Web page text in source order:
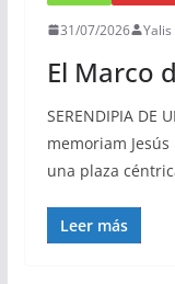
31/07/2026 Yalis
El Marco
SERENDIPIA DE
memoriam Jesús
una plaza
Leer más